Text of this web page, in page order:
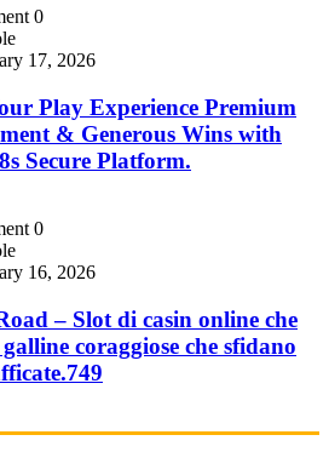
0
17, 2026
Play Experience Premium
& Generous Wins with
Secure Platform.
0
16, 2026
– Slot di casin online che
coraggiose che sfidano